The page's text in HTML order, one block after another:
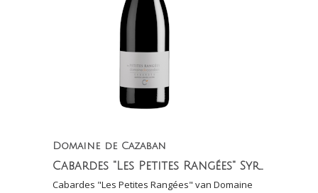
Domaine de Cazaban
Cabardes "Les Petites Rangées" Syrah Merlot
Cabardes "Les Petites Rangées" van Domaine